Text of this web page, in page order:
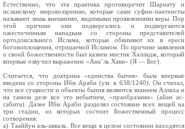
Естественно, что эта практика противоречит Шариату и
исламскому мировоззрению, которые сами суфии-пантеисты
называют лишь внешними, видимыми проявлениями веры. Пор
этой причине они подвергались и подвергаются
ожесточенным нападкам со стороны представителей
ортодоксального Ислама, которые обвиняют их в ереси
боговоплощения, отрицаемой Исламом. По причине заявления
о своей божественности был казнен мистик Халладж, который
впервые озвучил выражение «Ана’ль Хакк» (Я — Бог).
Считается, что доктрина «единства бытия» была впервые
введена со стороны Ибн Араби (ум. в 638/1240). Он считал,
что все сущности и объекты бытия являются знанием Аллаха и
на самом деле все это небытием, «праобразами» (айан ас-
сабита). Далее Ибн Араби разделял состояние всех вещей на
три стадии, из которых состоит Божественный процесс
сотворения:
а) Тааййун аль-авваль. Все вещи в целом состоянии находятся